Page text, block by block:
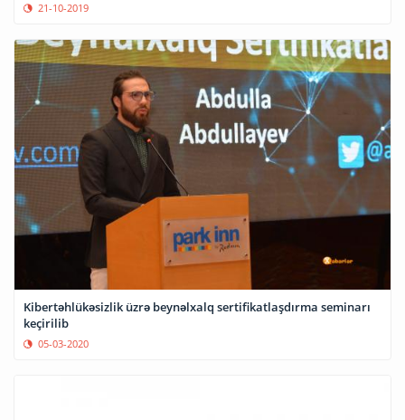
21-10-2019
Kibertəhlükəsizlik üzrə beynəlxalq sertifikatlaşdırma seminarı
keçirilib
05-03-2020